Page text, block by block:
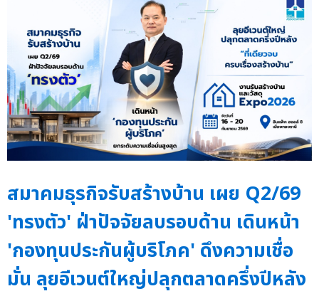
สมาคมธุรกิจรับสร้างบ้าน เผย Q2/69
'ทรงตัว' ฝ่าปัจจัยลบรอบด้าน เดินหน้า
'กองทุนประกันผู้บริโภค' ดึงความเชื่อ
มั่น ลุยอีเวนต์ใหญ่ปลุกตลาดครึ่งปีหลัง